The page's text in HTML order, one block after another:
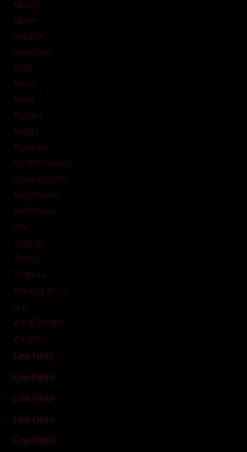
History
Horror
Indofilm
Layarkaca
Lk21
Movie
Music
Mystery
Reality
Romance
Sci-Fi & Fantasy
Science Fiction
Serial Anime
Serial Barat
Talk
Terbit21
Thriller
TV Movie
Uncategorized
War
War & Politics
Western
Link Film1
Link Film2
Link Film3
Link Film4
Link Film5